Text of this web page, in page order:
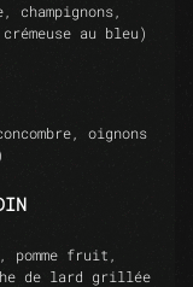
au bleu)
oignons
fruit,
de lard grillée